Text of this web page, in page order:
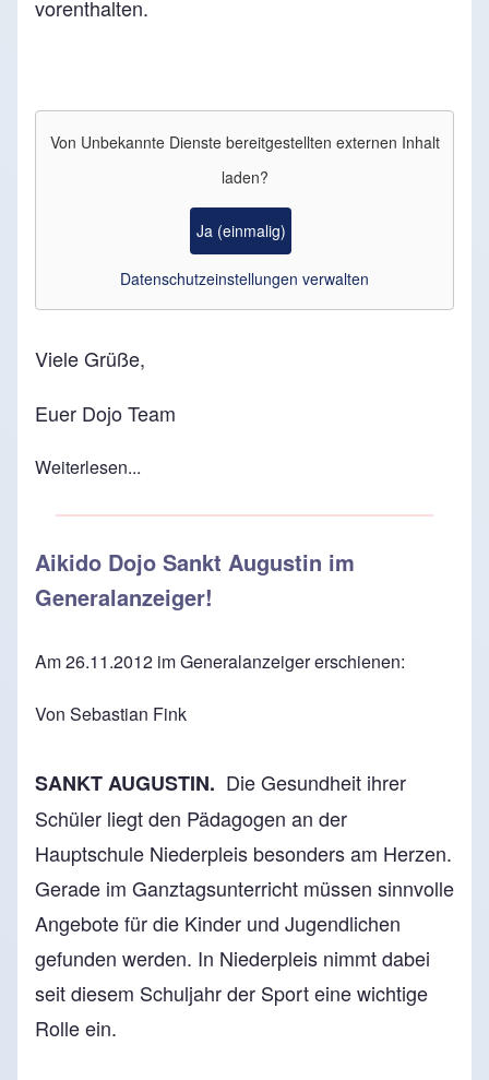
vorenthalten.
Von Unbekannte Dienstebereitgestellten externen Inhalt
laden?
Ja (einmalig)
Datenschutzeinstellungen verwalten
Viele Grüße,
Euer Dojo Team
Weiterlesen...
Aikido Dojo Sankt Augustin im
Generalanzeiger!
Am 26.11.2012 im Generalanzeiger erschienen:
Von Sebastian Fink
SANKT AUGUSTIN. Die Gesundheit ihrer
Schüler liegt den Pädagogen an der
Hauptschule Niederpleis besonders am Herzen.
Gerade im Ganztagsunterricht müssen sinnvolle
Angebote für die Kinder und Jugendlichen
gefunden werden. In Niederpleis nimmt dabei
seit diesem Schuljahr der Sport eine wichtige
Rolle ein.